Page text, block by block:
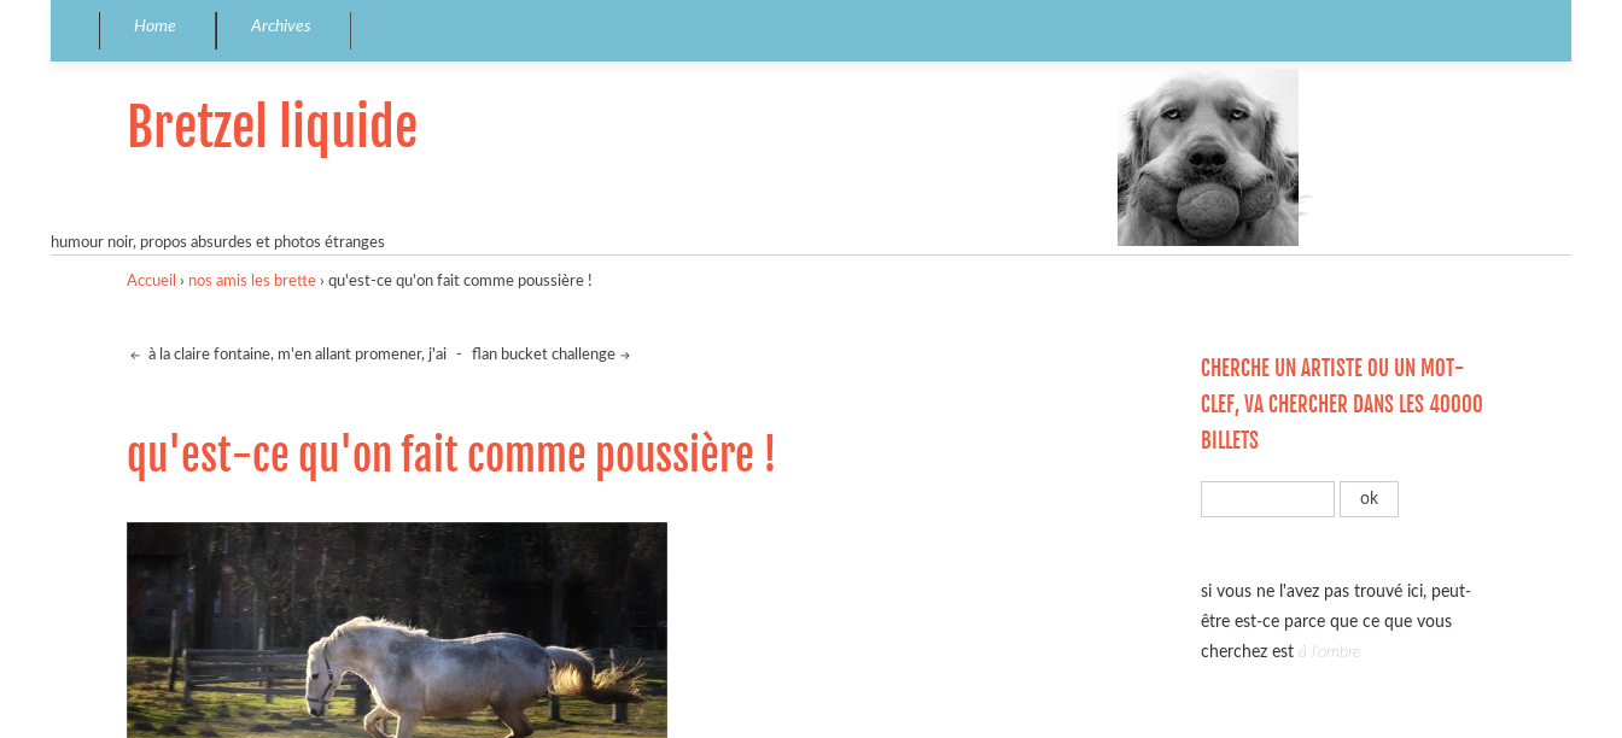
Home Archives
Bretzel liquide
humour noir, propos absurdes et photos étranges
Accueil › nos amis les brette › qu'est-ce qu'on fait comme poussière !
à la claire fontaine, m'en allant promener, j'ai - flan bucket challenge
qu'est-ce qu'on fait comme poussière !
CHERCHE UN ARTISTE OU UN MOT-
CLEF, VA CHERCHER DANS LES 40000
BILLETS
si vous ne l'avez pas trouvé ici, peut-
être est-ce parce que ce que vous
cherchez està l'ombre